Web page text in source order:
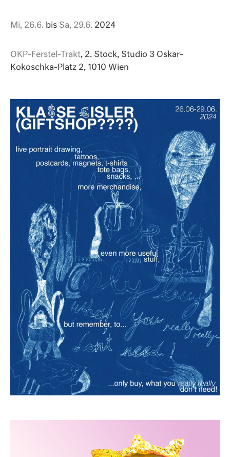
Mi, 26.6. bis Sa, 29.6. 2024
OKP-Ferstel-Trakt, 2. Stock, Studio 3 Oskar-
Kokoschka-Platz 2, 1010 Wien